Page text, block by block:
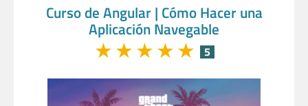
Curso de Angular | Cómo Hacer una
Aplicación Navegable
★★★★★ 5